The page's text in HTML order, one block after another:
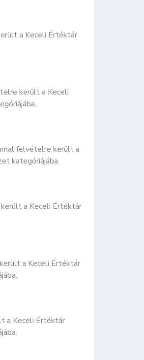
a Keceli Értéktár
került a Keceli
felvételre került a
kategóriájába.
a Keceli Értéktár
a Keceli Értéktár
a Keceli Értéktár